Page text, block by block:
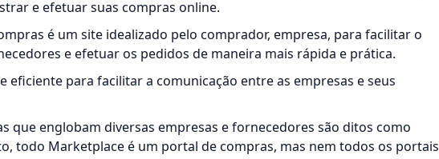
e efetuar suas compras online.
é um site idealizado pelo comprador, empresa, para facilitar o
e efetuar os pedidos de maneira mais rápida e prática.
eficiente para facilitar a comunicação entre as empresas e seus
que englobam diversas empresas e fornecedores são ditos como
todo Marketplace é um portal de compras, mas nem todos os portais